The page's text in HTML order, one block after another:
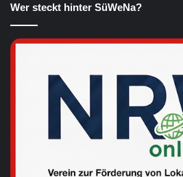
Wer steckt hinter SüWeNa?